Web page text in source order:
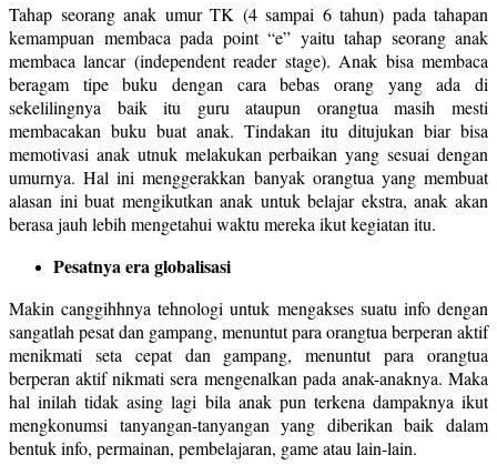
Tahap seorang anak umur TK (4 sampai 6 tahun) pada tahapan
kemampuan membaca pada point “e” yaitu tahap seorang anak
membaca lancar (independent reader stage). Anak bisa membaca
beragam tipe buku dengan cara bebas orang yang ada di
sekelilingnya baik itu guru ataupun orangtua masih mesti
membacakan buku buat anak. Tindakan itu ditujukan biar bisa
memotivasi anak utnuk melakukan perbaikan yang sesuai dengan
umurnya. Hal ini menggerakkan banyak orangtua yang membuat
alasan ini buat mengikutkan anak untuk belajar ekstra, anak akan
berasa jauh lebih mengetahui waktu mereka ikut kegiatan itu.
Pesatnya era globalisasi
Makin canggihhnya tehnologi untuk mengakses suatu info dengan
sangatlah pesat dan gampang, menuntut para orangtua berperan aktif
menikmati seta cepat dan gampang, menuntut para orangtua
berperan aktif nikmati sera mengenalkan pada anak-anaknya. Maka
hal inilah tidak asing lagi bila anak pun terkena dampaknya ikut
mengkonumsi tanyangan-tanyangan yang diberikan baik dalam
bentuk info, permainan, pembelajaran, game atau lain-lain.